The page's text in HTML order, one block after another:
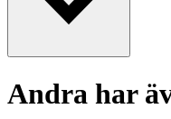
Andra har